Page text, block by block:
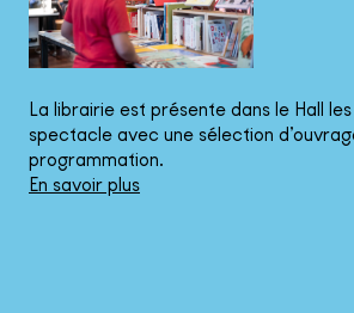
La librairie est présente dans le Hall
spectacle avec une sélection
programmation.
En savoir plus